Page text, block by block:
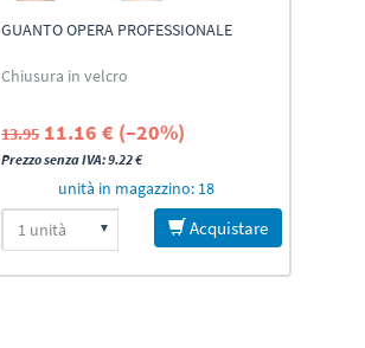
GUANTO OPERA PROFESSIONALE
Chiusura in velcro
13.95 11.16 € (–20%)
Prezzo senza IVA: 9.22 €
unità in magazzino: 18
Acquistare